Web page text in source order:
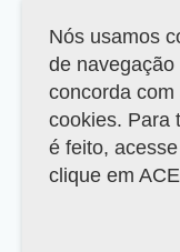
Nós usamos
de navegação
concorda
cookies. Para
é feito, acesse
clique em